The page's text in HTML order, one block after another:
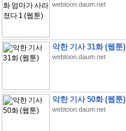
webtoon.daum.net
악한 기사 31화 (웹툰)
webtoon.daum.net
악한 기사 50화 (웹툰)
webtoon.daum.net